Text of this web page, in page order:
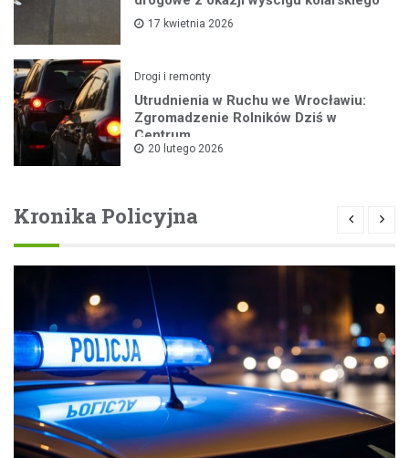
17 kwietnia 2026
Drogi i remonty
Utrudnienia w Ruchu we Wrocławiu:
Zgromadzenie Rolników Dziś w
Centrum
20 lutego 2026
Kronika Policyjna